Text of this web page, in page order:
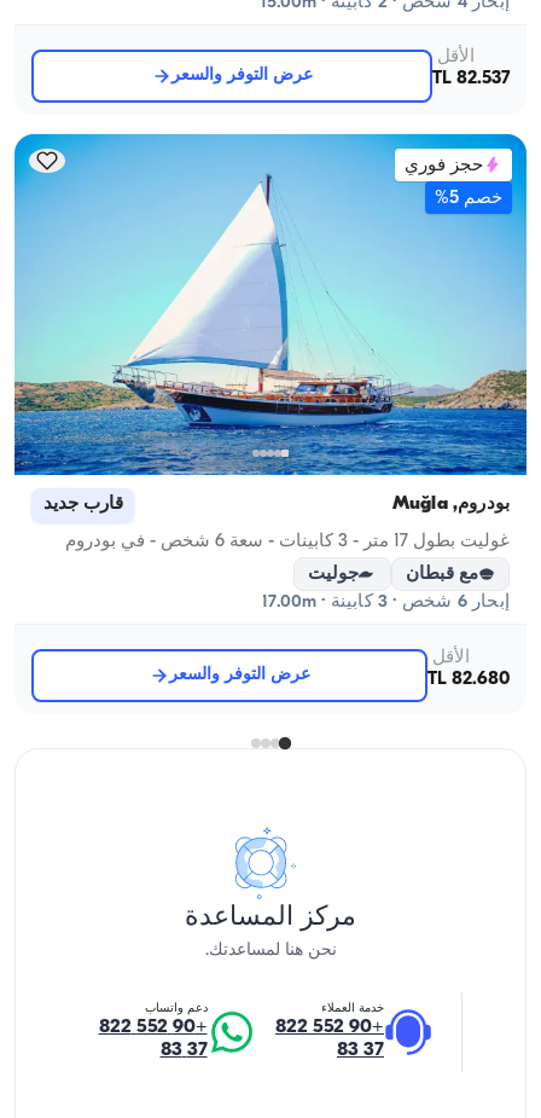
الأقل
82.537 TL
عرض التوفر والسعر
حجز فوري
خصم 5%
بودروم, Muğla قارب جديد
غوليت بطول 17 متر - 3 كابينات - سعة 6 شخص - في بودروم
مع قبطان
جوليت
إبحار 6 شخص · 3 كابينة · 17.00m
الأقل
82.680 TL
عرض التوفر والسعر
مركز المساعدة
نحن هنا لمساعدتك.
خدمة العملاء
+90 552 822
37 83
دعم واتساب
+90 552 822
37 83